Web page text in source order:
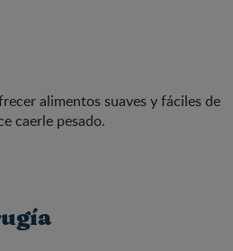
alimentos suaves y fáciles de
caerle pesado.